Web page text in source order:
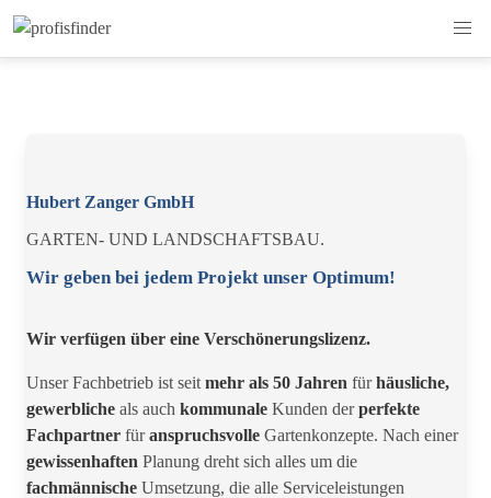
Hubert Zanger GmbH
GARTEN- UND LANDSCHAFTSBAU.
Wir geben bei jedem Projekt unser Optimum!
Wir verfügen über eine Verschönerungslizenz.
Unser Fachbetrieb ist seit mehr als 50 Jahren fürhäusliche,
gewerbliche als auch kommunale Kunden derperfekte
Fachpartner füranspruchsvolle Gartenkonzepte. Nach einer
gewissenhaften Planung dreht sich alles um die
fachmännische Umsetzung, die alle Serviceleistungen